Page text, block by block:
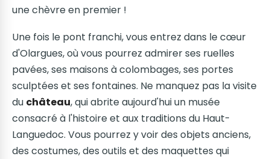
une chèvre en premier !
Une fois le pont franchi, vous entrez dans le cœur
d'Olargues, où vous pourrez admirer ses ruelles
pavées, ses maisons à colombages, ses portes
sculptées et ses fontaines. Ne manquez pas la visite
du château, qui abrite aujourd'hui un musée
consacré à l'histoire et aux traditions du Haut-
Languedoc. Vous pourrez y voir des objets anciens,
des costumes, des outils et des maquettes qui